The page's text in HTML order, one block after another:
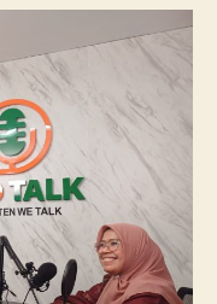
Silaturahmi
Fikom
Unissula,
Pelajari
RPL
dan
Tinjau
Tiga
Laboratorium
Unggulan